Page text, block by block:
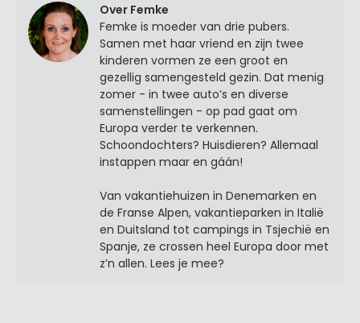
Over Femke
Femke is moeder van drie pubers.
Samen met haar vriend en zijn twee
kinderen vormen ze een groot en
gezellig samengesteld gezin. Dat menig
zomer - in twee auto’s en diverse
samenstellingen - op pad gaat om
Europa verder te verkennen.
Schoondochters? Huisdieren? Allemaal
instappen maar en gáán!
Van vakantiehuizen in Denemarken en
de Franse Alpen, vakantieparken in Italië
en Duitsland tot campings in Tsjechië en
Spanje, ze crossen heel Europa door met
z’n allen. Lees je mee?